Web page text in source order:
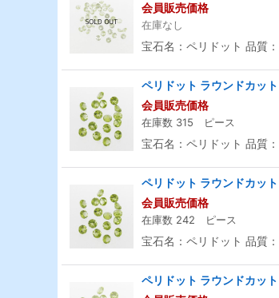
会員販売価格
在庫なし
宝石名：ペリドット 品質
ペリドット ラウンドカッ
会員販売価格
在庫数 315 ピース
宝石名：ペリドット 品質
ペリドット ラウンドカッ
会員販売価格
在庫数 242 ピース
宝石名：ペリドット 品質
ペリドット ラウンドカッ